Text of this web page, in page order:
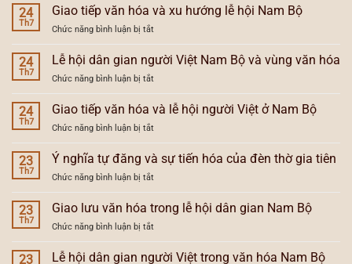
hướng
gian
hóa
và
lễ
hội
Bộ
24
Th7
Giao tiếp văn hóa và xu hướng lễ hội Nam Bộ
Chức năng bình luận bị tắtở
Giao
tiếp
văn
hóa
và
xu
Nam
Bộ
24
Th7
Lễ hội dân gian người Việt Nam Bộ và vùng văn hóa
Chức năng bình luận bị tắtở
Lễ
hội
gian
người
Việt
vùng
văn
24
Th7
Giao tiếp văn hóa và lễ hội người Việt ở Nam Bộ
Chức năng bình luận bị tắtở
Giao
tiếp
hóa
và
lễ
ở
23
Th7
Ý nghĩa tự đăng và sự tiến hóa của đèn thờ gia tiên
Chức năng bình luận bị tắtở
Ý
nghĩa
đăng
và
sự
23
Th7
Giao lưu văn hóa trong lễ hội dân gian Nam Bộ
Chức năng bình luận bị tắtở
Giao
lưu
23 Lễ hội dân gian người Việt trong văn hóa Nam Bộ